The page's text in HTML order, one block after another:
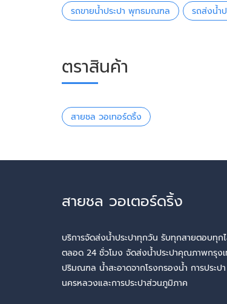
รถขายน้ำประปา พุทธมณฑล รถส่งน้ำ
ตราสินค้า
สายชล วอเทอร์ดริ้ง
สายชล วอเตอร์ดริ้ง
บริการจัดส่งน้ำประปาทุกวัน รับทุกสายตอบทุก
ตลอด 24 ชั่วโมง จัดส่งน้ำประปาคุณภาพกรุง
ปริมณฑล น้ำสะอาดจากโรงกรองน้ำ การประปา
นครหลวงและการประปาส่วนภูมิภาค